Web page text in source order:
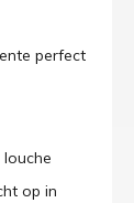
perfect
op in